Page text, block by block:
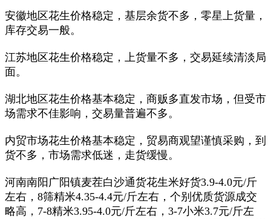
安徽地区花生价格稳定，基层余货不多，零星上货量，
库存交易一般。
江苏地区花生价格稳定，上货量不多，交易延续清淡局
面。
湖北地区花生价格基本稳定，商贩多直发市场，但受市
场需求不佳影响，交易量普遍不多。
内贸市场花生价格基本稳定，贸易商观望谨慎采购，到
货不多，市场需求低迷，走货缓慢。
河南南阳广阳镇麦茬白沙通货花生米好货3.9-4.0元/斤
左右， 8筛精米4.35-4.4元/斤左右，个别优质货源成交
略高， 7-8精米3.95-4.0元/斤左右， 3-7小米3.7元/斤左